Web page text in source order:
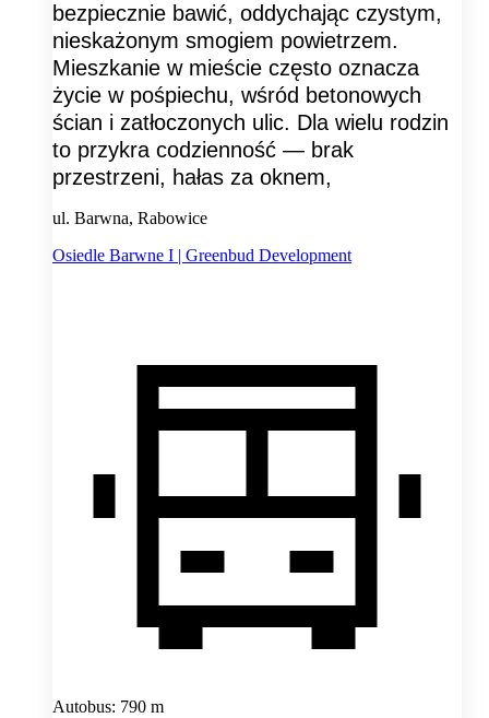
bezpiecznie bawić, oddychając czystym,
nieskażonym smogiem powietrzem.
Mieszkanie w mieście często oznacza
życie w pośpiechu, wśród betonowych
ścian i zatłoczonych ulic. Dla wielu rodzin
to przykra codzienność — brak
przestrzeni, hałas za oknem,
ul. Barwna, Rabowice
Osiedle Barwne I | Greenbud Development
Autobus: 790 m